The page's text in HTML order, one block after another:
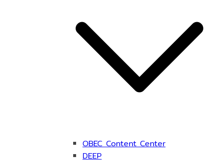
OBEC Content Center
DEEP